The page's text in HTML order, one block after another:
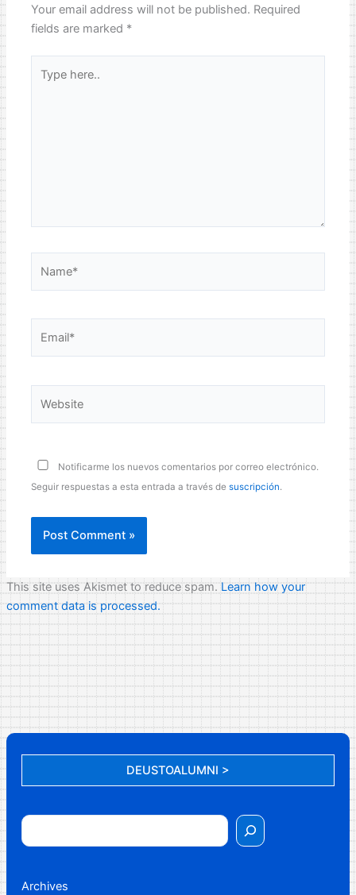
DEUSTOALUMNI >
Archives
Your email address will not be published. Required
fields are marked *
here..
Notificarme los nuevos comentarios por correo electrónico.
Seguir respuestas a esta entrada a través desuscripción.
This site uses Akismet to reduce spam.Learn how your
comment data is processed.